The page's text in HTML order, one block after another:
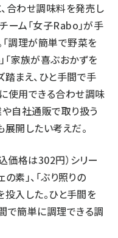
合わせ調味料を発売し
ーム「女子Rabo」が手
調理が簡単で野菜を
「家族が喜ぶおかずを
まえ、ひと手間で手
使用できる合わせ調味
自社通販で取り扱う
開したい考えだ。
価格は302円）シリー
の素」、「ぶり照りの
投入した。ひと手間を
で簡単に調理できる調